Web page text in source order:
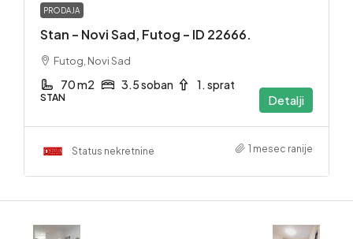
PRODAJA
Stan – Novi Sad, Futog – ID 22666.
Futog, Novi Sad
70 m2 3.5 soban 1. sprat
STAN Detalji
Status nekretnine 1 mesec ranije